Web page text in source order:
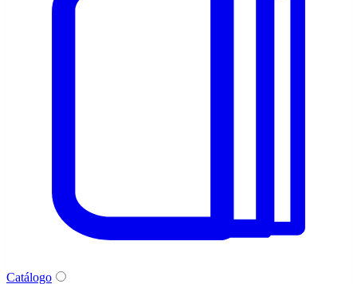
Catálogo